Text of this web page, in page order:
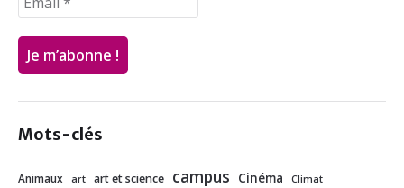
Mots-clés
Animaux art art et science campus Cinéma Climat